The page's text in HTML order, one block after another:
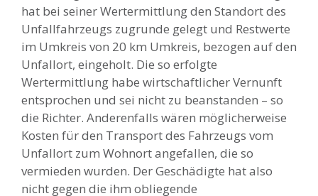
hat bei seiner Wertermittlung den Standort des
Unfallfahrzeugs zugrunde gelegt und Restwerte
im Umkreis von 20 km Umkreis, bezogen auf den
Unfallort, eingeholt. Die so erfolgte
Wertermittlung habe wirtschaftlicher Vernunft
entsprochen und sei nicht zu beanstanden – so
die Richter. Anderenfalls wären möglicherweise
Kosten für den Transport des Fahrzeugs vom
Unfallort zum Wohnort angefallen, die so
vermieden wurden. Der Geschädigte hat also
nicht gegen die ihm obliegende